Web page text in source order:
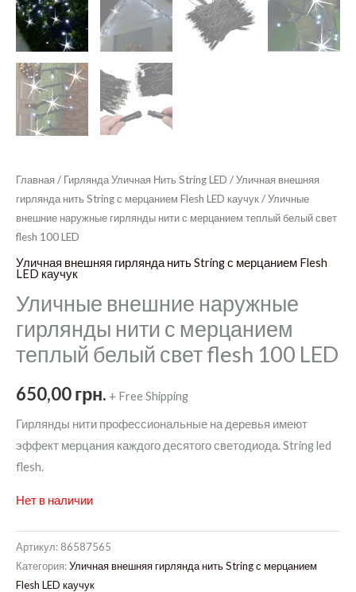
Главная / Гирлянда Уличная Нить String LED /Уличная внешняя
гирлянда нить String с мерцанием Flesh LED каучук/ Уличные
внешние наружные гирлянды нити с мерцанием теплый белый свет
flesh 100 LED
Уличная внешняя гирлянда нить String с мерцанием Flesh
LED каучук
Уличные внешние наружные
гирлянды нити с мерцанием
теплый белый свет flesh 100 LED
650,00грн. + Free Shipping
Гирлянды нити профессиональные на деревья имеют
эффект мерцания каждого десятого светодиода. String led
flesh.
Нет в наличии
Артикул: 86587565
Категория:Уличная внешняя гирлянда нить String с мерцанием
Flesh LED каучук